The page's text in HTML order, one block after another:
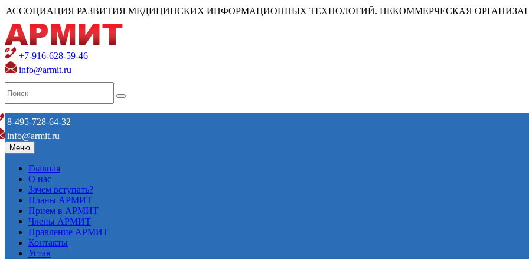
АССОЦИАЦИЯ РАЗВИТИЯ МЕДИЦИНСКИХ ИНФОРМАЦИОННЫХ ТЕХНОЛОГИЙ. НЕКОММЕРЧЕСКАЯ
+7-916-628-59-46
info@armit.ru
8-495-728-64-32
info@armit.ru
Меню
Главная
О нас
Зачем вступать?
Планы АРМИТ
Прием в АРМИТ
Члены АРМИТ
Правление АРМИТ
Контакты
Устав